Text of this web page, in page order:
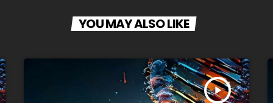
YOU MAY ALSO LIKE
play_arrow